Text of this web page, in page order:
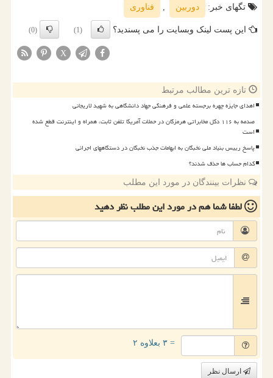
تگهای خبر:
دوربین , فناوری
این پست لینک وبسایت را می پسندید؟ (1)
(0)
X
تازه ترین مطالب مرتبط
اهدای جایزه چهره برجسته علمی و فرهنگی جهاد دانشگاهی به شهید لاریجانی
صدمه به ۱۱۶ دکل مخابراتی هرمزگان در حملات آمریکا تلفن ثابت، همراه و اینترنت قطع شده
است
پاسخ رییس بنیاد ملی نخبگان به ابهامات جذب نخبگان در دستگاههای اجرائی
کدام حساب ها حذف شدند؟
نظرات بینندگان در مورد این مطلب
لطفا شما همدر مورد این مطلبنظر دهید
= ۳ بعلاوه ۲
ارسال نظر